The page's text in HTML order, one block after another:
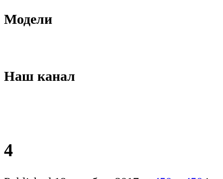
Модели
Наш канал
4